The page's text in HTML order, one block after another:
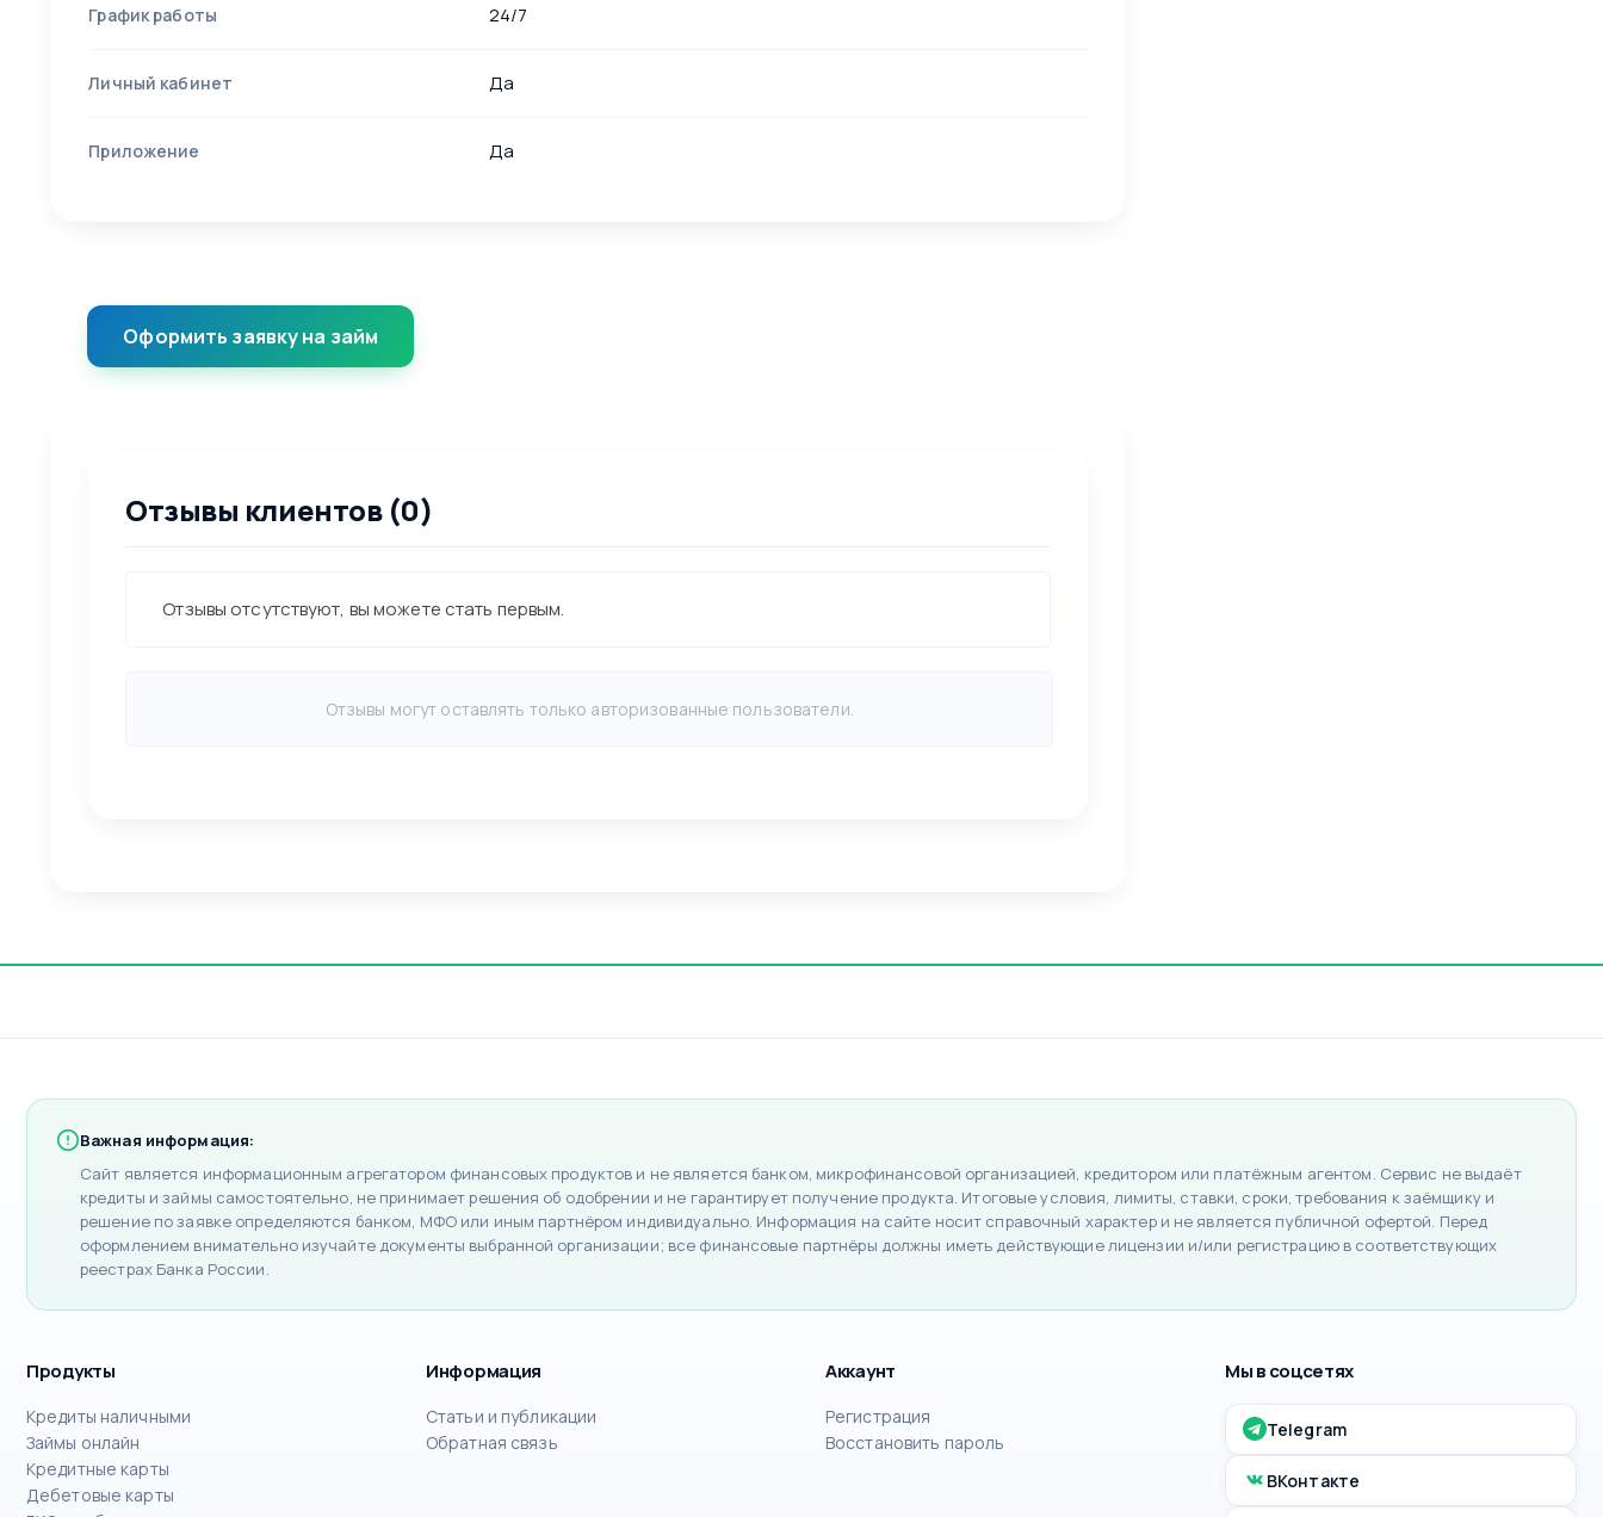
График работы 24/7
Личный кабинет Да
Приложение Да
Оформить заявку на займ
Отзывы клиентов (0)
Отзывы отсутствуют, вы можете стать первым.
Отзывы могут оставлять только авторизованные пользователи.
Важная информация:
Сайт является информационным агрегатором финансовых продуктов и не является банком, микрофинансовой организацией, кредитором или платёжным агентом. Сервис не выдаёт
кредиты и займы самостоятельно, не принимает решения об одобрении и не гарантирует получение продукта. Итоговые условия, лимиты, ставки, сроки, требования к заёмщику и
решение по заявке определяются банком, МФО или иным партнёром индивидуально. Информация на сайте носит справочный характер и не является публичной офертой. Перед
оформлением внимательно изучайте документы выбранной организации; все финансовые партнёры должны иметь действующие лицензии и/или регистрацию в соответствующих
реестрах Банка России.
Продукты
Кредиты наличными
Займы онлайн
Кредитные карты
Дебетовые карты
Информация
Статьи и публикации
Обратная связь
Аккаунт
Регистрация
Восстановить пароль
Мы в соцсетях
Telegram
ВКонтакте